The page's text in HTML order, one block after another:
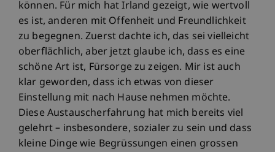
können. Für mich hat Irland gezeigt, wie wertvoll
es ist, anderen mit Offenheit und Freundlichkeit
zu begegnen. Zuerst dachte ich, das sei vielleicht
oberflächlich, aber jetzt glaube ich, dass es eine
schöne Art ist, Fürsorge zu zeigen. Mir ist auch
klar geworden, dass ich etwas von dieser
Einstellung mit nach Hause nehmen möchte.
Diese Austauscherfahrung hat mich bereits viel
gelehrt – insbesondere, sozialer zu sein und dass
kleine Dinge wie Begrüssungen einen grossen